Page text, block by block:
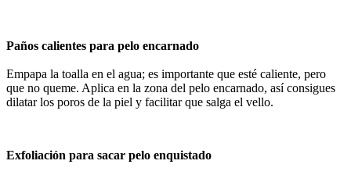
Paños calientes para pelo encarnado
Empapa la toalla en el agua; es importante que esté caliente, pero
que no queme. Aplica en la zona del pelo encarnado, así consigues
dilatar los poros de la piel y facilitar que salga el vello.
Exfoliación para sacar pelo enquistado